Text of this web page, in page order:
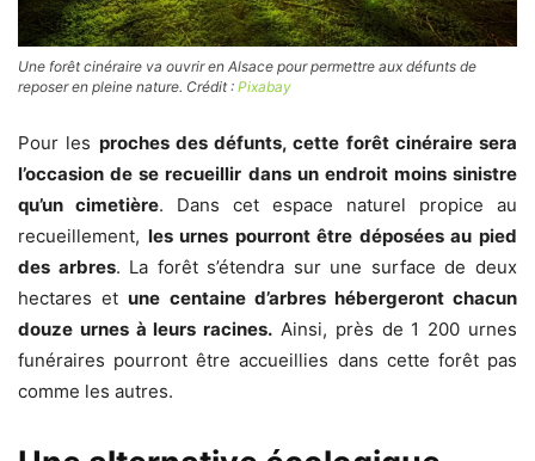
Une forêt cinéraire va ouvrir en Alsace pour permettre aux défunts de
reposer en pleine nature. Crédit : Pixabay
Pour les proches des défunts, cette forêt cinéraire sera
l’occasion de se recueillir dans un endroit moins sinistre
qu’un cimetière. Dans cet espace naturel propice au
recueillement, les urnes pourront être déposées au pied
des arbres. La forêt s’étendra sur une surface de deux
hectares etune centaine d’arbres hébergeront chacun
douze urnes à leurs racines. Ainsi, près de 1 200 urnes
funéraires pourront être accueillies dans cette forêt pas
comme les autres.